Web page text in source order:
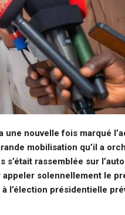
une nouvelle fois marqué
mobilisation qu’il a
rassemblée sur
solennellement le
l’élection présidentielle